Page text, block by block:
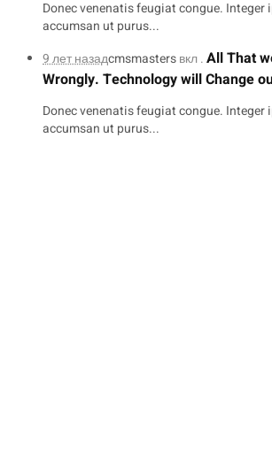
Donec venenatis feugiat congue. Integer
accumsan ut purus...
9 лет назадcmsmastersвкл .All That
Wrongly. Technology will Change
Donec venenatis feugiat congue. Integer
accumsan ut purus...